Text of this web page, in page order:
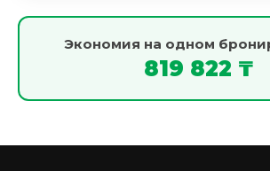
Экономия на одном
819 822 ₸